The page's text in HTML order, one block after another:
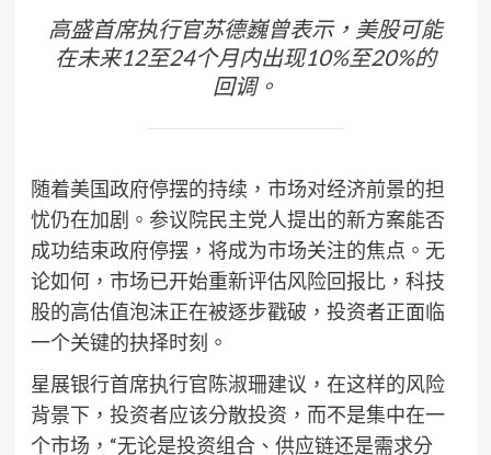
高盛首席执行官苏德巍曾表示，美股可能
在未来12至24个月内出现10%至20%的
回调。
随着美国政府停摆的持续，市场对经济前景的担
忧仍在加剧。参议院民主党人提出的新方案能否
成功结束政府停摆，将成为市场关注的焦点。无
论如何，市场已开始重新评估风险回报比，科技
股的高估值泡沫正在被逐步戳破，投资者正面临
一个关键的抉择时刻。
星展银行首席执行官陈淑珊建议，在这样的风险
背景下，投资者应该分散投资，而不是集中在一
个市场，“无论是投资组合、供应链还是需求分